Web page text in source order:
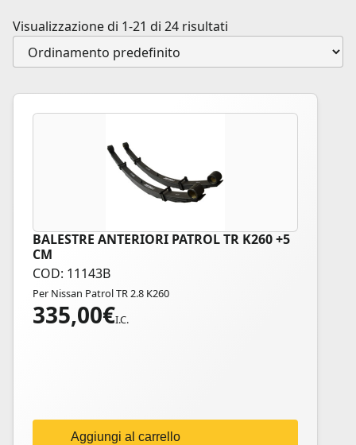
Visualizzazione di 1-21 di 24 risultati
BALESTRE ANTERIORI PATROL TR K260 +5
CM
COD: 11143B
Per Nissan Patrol TR 2.8 K260
335,00€I.C.
Aggiungi al carrello